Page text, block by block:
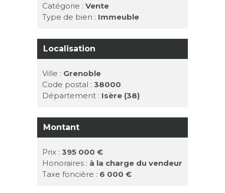
Catégorie :Vente
Type de bien : Immeuble
Localisation
Ville : Grenoble
Code postal :38000
Département : Isère (38)
Montant
Prix :395 000 €
Honoraires : à la charge du vendeur
Taxe foncière : 6 000 €